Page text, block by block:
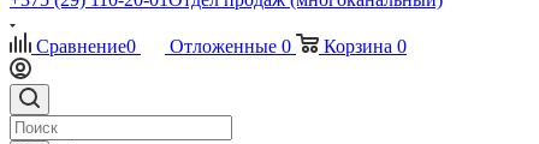
Сравнение0 Отложенные 0 Корзина 0